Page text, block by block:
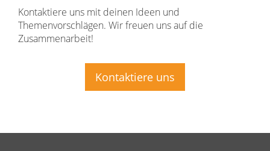
Kontaktiere uns mit deinen Ideen und
Themenvorschlägen. Wir freuen uns auf die
Zusammenarbeit!
Kontaktiere uns